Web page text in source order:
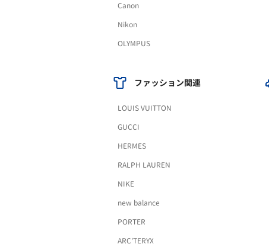
Canon
Nikon
OLYMPUS
ファッション関連
LOUIS VUITTON
GUCCI
HERMES
RALPH LAUREN
NIKE
new balance
PORTER
ARC'TERYX